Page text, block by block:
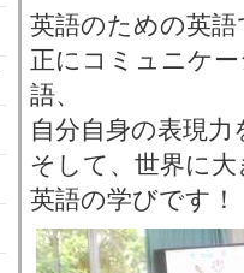
英語のための英
正にコミュニケ
語、
自分自身の表現
そして、世界に
英語の学びです！